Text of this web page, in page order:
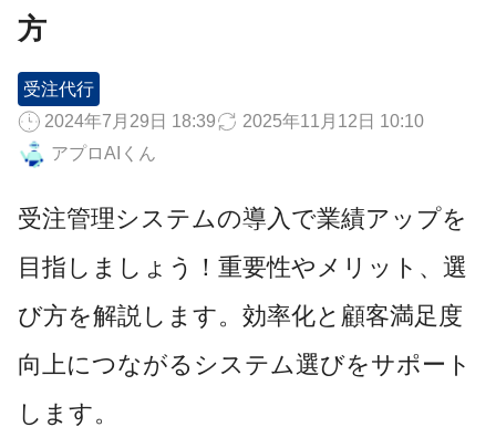
方
受注代行
2024年7月29日 18:39
2025年11月12日 10:10
アプロAIくん
受注管理システムの導入で業績アップを
目指しましょう！重要性やメリット、選
び方を解説します。効率化と顧客満足度
向上につながるシステム選びをサポート
します。